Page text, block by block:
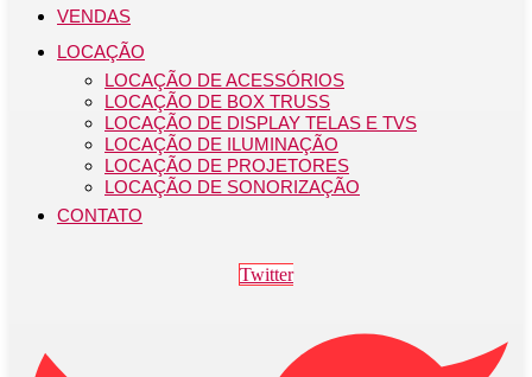
VENDAS
LOCAÇÃO
LOCAÇÃO DE ACESSÓRIOS
LOCAÇÃO DE BOX TRUSS
LOCAÇÃO DE DISPLAY TELAS E TVS
LOCAÇÃO DE ILUMINAÇÃO
LOCAÇÃO DE PROJETORES
LOCAÇÃO DE SONORIZAÇÃO
CONTATO
Twitter